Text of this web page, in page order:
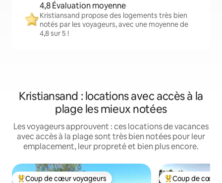
4,8 Évaluation moyenne
Kristiansand propose des logements très bien
notés par les voyageurs, avec une moyenne de
4,8 sur 5 !
Kristiansand : locations avec accès à la
plage les mieux notées
Les voyageurs approuvent : ces locations de vacances
avec accès à la plage sont très bien notées pour leur
emplacement, leur propreté et bien plus encore.
Coup de cœur voyageurs Coup de cœur